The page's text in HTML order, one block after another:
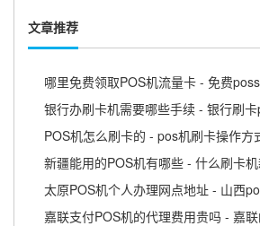
文章推荐
哪里免费领取POS机流量卡 - 免费
银行办刷卡机需要哪些手续 - 银行刷
POS机怎么刷卡的 - pos机刷卡操作方
新疆能用的POS机有哪些 - 什么刷卡
太原POS机个人办理网点地址 - 山西
嘉联支付POS机的代理费用贵吗 - 嘉